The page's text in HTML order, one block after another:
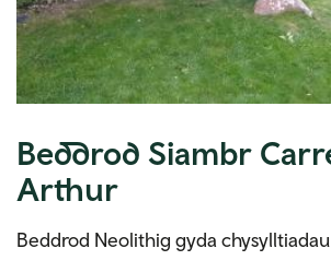
Beddrod Siambr
Arthur
Beddrod Neolithig gyda